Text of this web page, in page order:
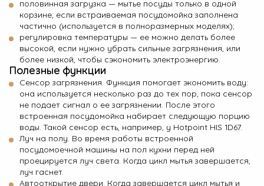
половинная загрузка — мытье посуды только в одной
корзине, если встраиваемая посудомойка заполнена
частично (используется в полноразмерных моделях);
регулировка температуры — ее можно делать более
высокой, если нужно убрать сильные загрязнения, или
более низкой, чтобы сэкономить электроэнергию.
Полезные функции
Сенсор загрязнения. Функция помогает экономить воду:
она используется несколько раз до тех пор, пока сенсор
не подает сигнал о ее загрязнении. После этого
встроенная посудомойка набирает следующую порцию
воды. Такой сенсор есть, например, у Hotpoint HIS 1D67.
Луч на полу. Во время работы встроенной
посудомоечной машины на пол кухни перед ней
проецируется луч света. Когда цикл мытья завершается,
луч гаснет.
Автооткрытие двери. Когда завершается цикл мытья и